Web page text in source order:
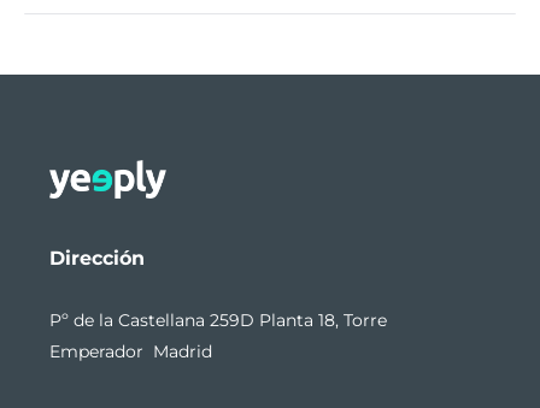
Dirección
Pº de la Castellana 259D Planta 18, Torre
Emperador Madrid